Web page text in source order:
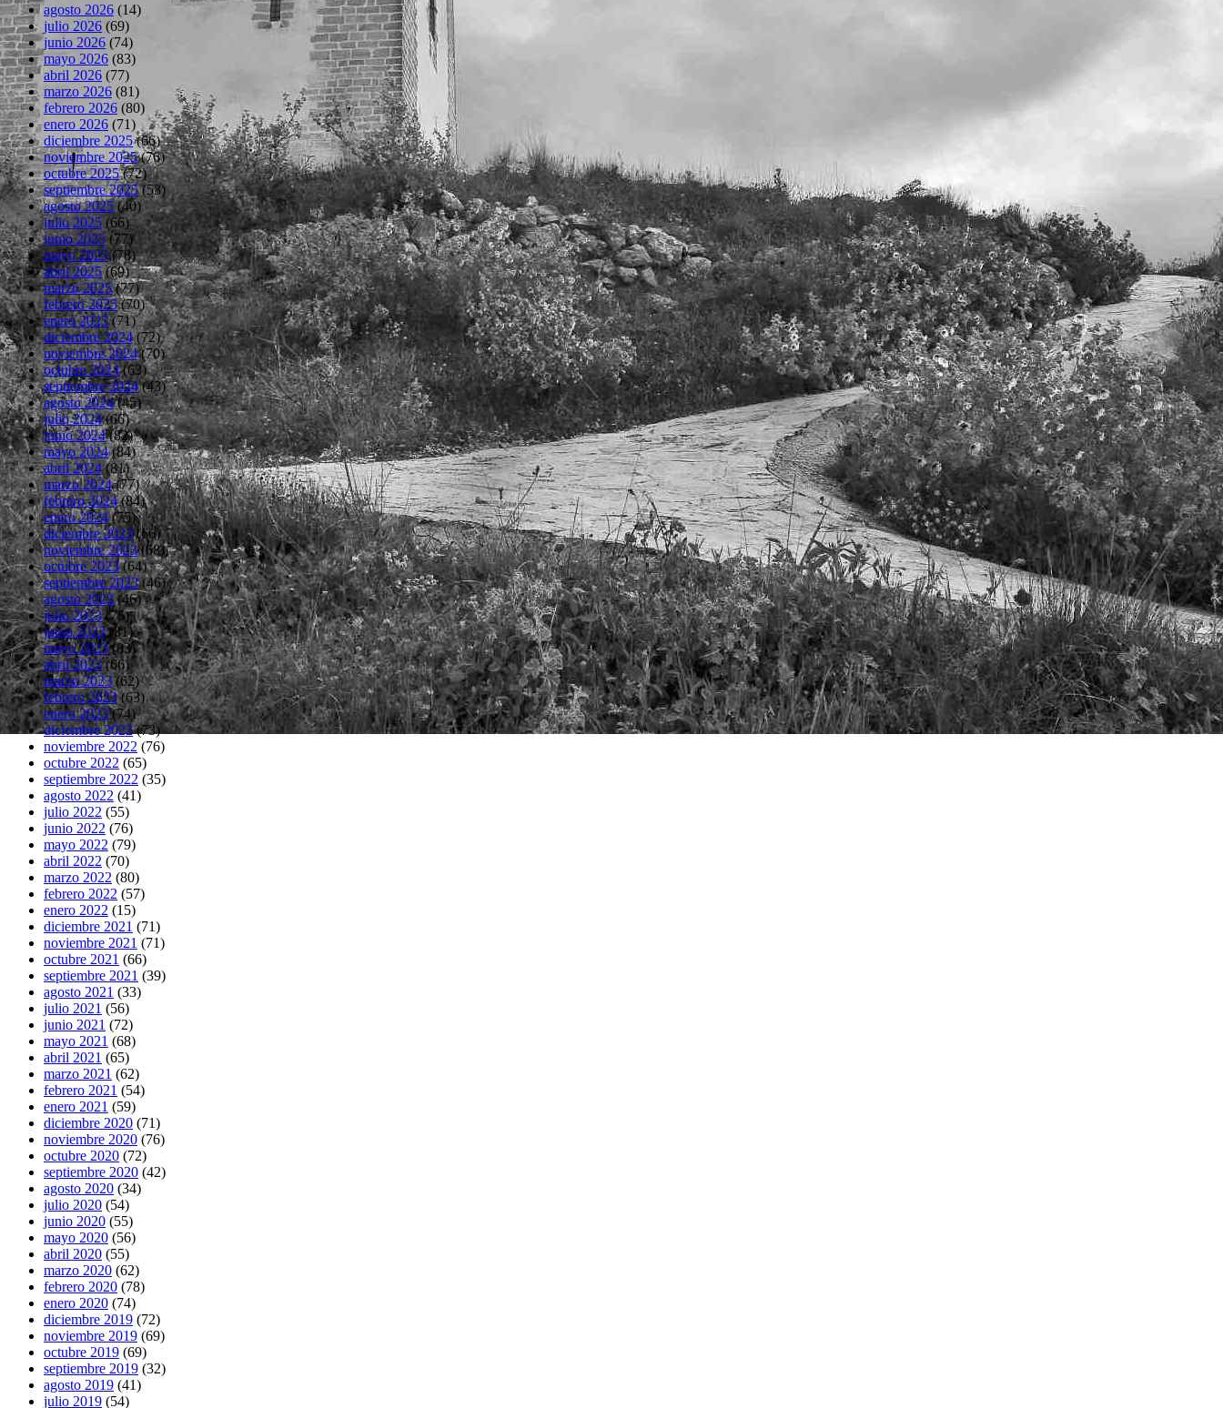
agosto 2026 (14)
julio 2026 (69)
junio 2026 (74)
mayo 2026 (83)
abril 2026 (77)
marzo 2026 (81)
febrero 2026 (80)
enero 2026 (71)
diciembre 2025(66)
noviembre 2025(76)
octubre 2025(72)
septiembre 2025(53)
agosto 2025(40)
julio 2025 (66)
junio 2025(77)
mayo 2025(78)
abril 2025(69)
marzo 2025(77)
febrero 2025(70)
enero 2025(71)
diciembre 2024(72)
noviembre 2024(70)
octubre 2024(63)
septiembre 2024(43)
agosto 2024(45)
julio 2024(66)
junio 2024(82)
mayo 2024(84)
abril 2024(81)
marzo 2024(77)
febrero 2024(84)
enero 2024(75)
diciembre 2023(66)
noviembre 2023(68)
octubre 2023(64)
septiembre 2023(46)
agosto 2023(46)
julio 2023(75)
junio 2023(81)
mayo 2023(83)
abril 2023(66)
marzo 2023(62)
febrero 2023(63)
enero 2023(74)
diciembre 2022(73)
noviembre 2022 (76)
octubre 2022 (65)
septiembre 2022 (35)
agosto 2022 (41)
julio 2022 (55)
junio 2022 (76)
mayo 2022 (79)
abril 2022 (70)
marzo 2022 (80)
febrero 2022 (57)
enero 2022 (15)
diciembre 2021 (71)
noviembre 2021 (71)
octubre 2021 (66)
septiembre 2021 (39)
agosto 2021 (33)
julio 2021 (56)
junio 2021 (72)
mayo 2021 (68)
abril 2021 (65)
marzo 2021 (62)
febrero 2021 (54)
enero 2021 (59)
diciembre 2020 (71)
noviembre 2020 (76)
octubre 2020 (72)
septiembre 2020 (42)
agosto 2020 (34)
julio 2020 (54)
junio 2020 (55)
mayo 2020 (56)
abril 2020 (55)
marzo 2020 (62)
febrero 2020 (78)
enero 2020 (74)
diciembre 2019 (72)
noviembre 2019 (69)
octubre 2019 (69)
septiembre 2019 (32)
agosto 2019 (41)
julio 2019 (54)